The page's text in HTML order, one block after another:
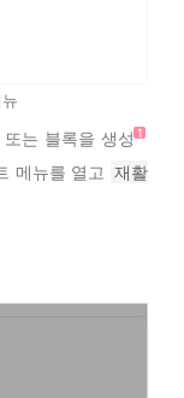
는 블록을 생성
메뉴를 열고 재활